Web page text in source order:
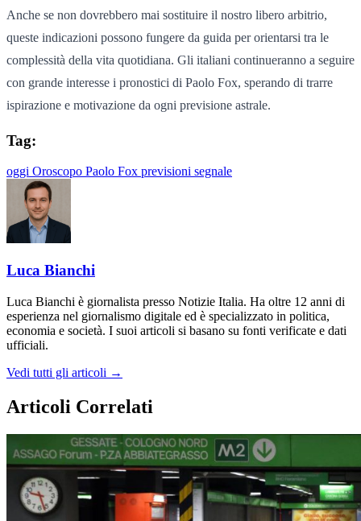
Anche se non dovrebbero mai sostituire il nostro libero arbitrio,
queste indicazioni possono fungere da guida per orientarsi tra le
complessità della vita quotidiana. Gli italiani continueranno a seguire
con grande interesse i pronostici di Paolo Fox, sperando di trarre
ispirazione e motivazione da ogni previsione astrale.
Tag:
oggi Oroscopo Paolo Fox previsioni segnale
Luca Bianchi
Luca Bianchi è giornalista presso Notizie Italia. Ha oltre 12 anni di
esperienza nel giornalismo digitale ed è specializzato in politica,
economia e società. I suoi articoli si basano su fonti verificate e dati
ufficiali.
Vedi tutti gli articoli →
Articoli Correlati